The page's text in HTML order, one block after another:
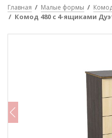
Главная Малые формы
Комод 480 с 4-ящиками